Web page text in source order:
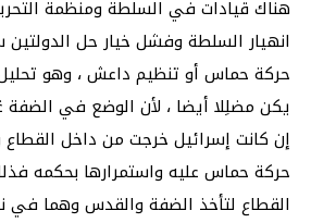
هناك قيادات في السلطة ومنظمة
انهيار السلطة وفشل خيار حل الدولتين
حركة حماس أو تنظيم داعش ، وهو تحليل
يكن مضلِلا أيضا ، لأن الوضع في
إن كانت إسرائيل خرجت من داخل
حركة حماس عليه واستمرارها بحكمه
القطاع لتأخذ الضفة والقدس وهما في